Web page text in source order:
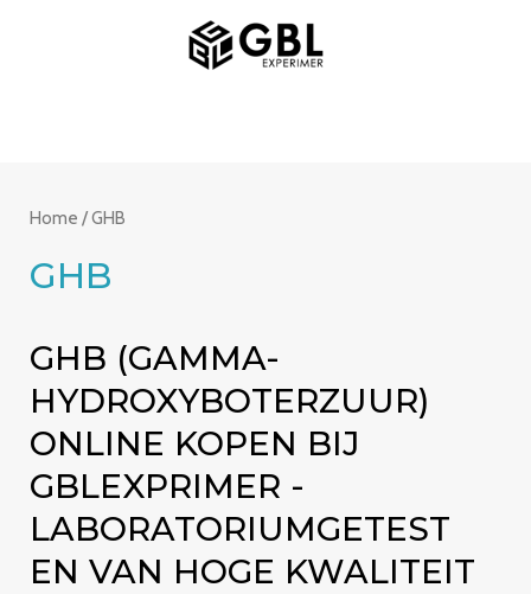
HOOFDMENU
Home / GHB
GHB
GHB (GAMMA-
HYDROXYBOTERZUUR)
ONLINE KOPEN BIJ
GBLEXPRIMER -
LABORATORIUMGETEST
EN VAN HOGE KWALITEIT